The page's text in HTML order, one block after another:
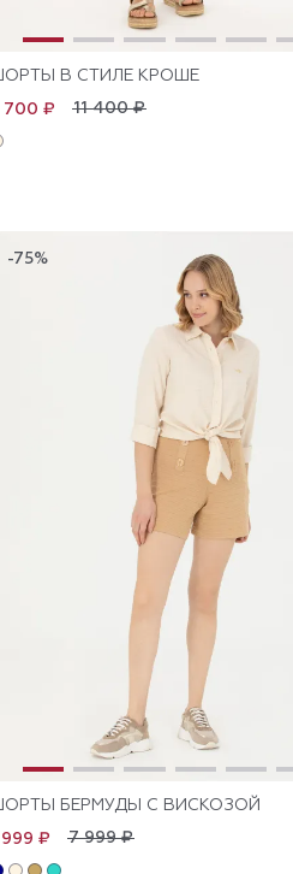
В СТИЛЕ КРОШЕ
11 400 ₽
700 ₽
-75%
БЕРМУДЫ С ВИСКОЗОЙ
7 999 ₽
999 ₽